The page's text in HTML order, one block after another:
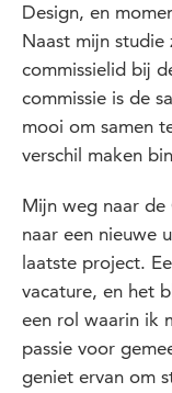
Design, en
Naast mijn
commissielid bij
commissie is de
mooi om samen
verschil maken
Mijn weg naar
naar een nieuwe
laatste project.
vacature, en het
een rol waarin ik
passie voor
geniet ervan om